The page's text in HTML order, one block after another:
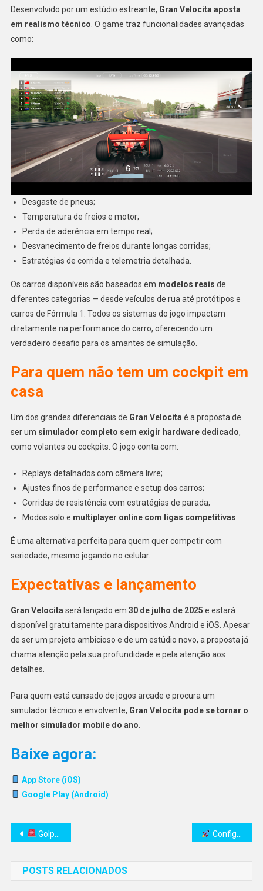
Desenvolvido por um estúdio estreante, Gran Velocita aposta
em realismo técnico . O game traz funcionalidades avançadas
como:
Desgaste de pneus;
Temperatura de freios e motor;
Perda de aderência em tempo real;
Desvanecimento de freios durante longas corridas;
Estratégias de corrida e telemetria detalhada.
Os carros disponíveis são baseados em modelos reais de
diferentes categorias — desde veículos de rua até protótipos e
carros de Fórmula 1. Todos os sistemas do jogo impactam
diretamente na performance do carro, oferecendo um
verdadeiro desafio para os amantes de simulação.
Para quem não tem um cockpit em
casa
Um dos grandes diferenciais de Gran Velocita é a proposta de
ser um simulador completo sem exigir hardware dedicado,
como volantes ou cockpits. O jogo conta com:
Replays detalhados com câmera livre;
Ajustes finos de performance e setup dos carros;
Corridas de resistência com estratégias de parada;
Modos solo e multiplayer online com ligas competitivas
É uma alternativa perfeita para quem quer competir com
seriedade, mesmo jogando no celular.
Expectativas e lançamento
Gran Velocita será lançado em 30 de julho de 2025 e estará
disponível gratuitamente para dispositivos Android e iOS. Apesar
de ser um projeto ambicioso e de um estúdio novo, a proposta já
chama atenção pela sua profundidade e pela atenção aos
detalhes.
Para quem está cansado de jogos arcade e procura um
simulador técnico e envolvente, Gran Velocita pode se tornar o
melhor simulador mobile do ano
Baixe agora:
App Store (iOS)
Google Play (Android)
Navegação
Post
Golpe com Bot da Solana no GitHub Rouba Criptomoedas de Usuários Configuração de gráfico otimista supera atraso do ETF de Solana
POSTS RELACIONADOS